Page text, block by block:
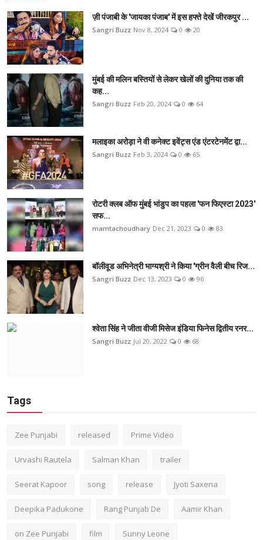
ज़ी पंजाबी के 'जायका पंजाब' में इस हफ्ते देखें जीरकपुर ...
Sangri Buzz Nov 8, 2024 0 20
मुंबई की मलिन बस्तियों से लेकर खेलों की दुनिया तक की
कह...
Sangri Buzz Feb 20, 2024 0 64
मलाइका अरोड़ा ने वी कनेक्ट इवेंट्स एंड एंटरटेनमेंट द्वा...
Sangri Buzz Feb 3, 2024 0 65
रोटरी क्लब ऑफ मुंबई भांडुप का पहला 'फन फिएस्टा 2023'
सफ...
mamtachoudhary Dec 21, 2023 0 83
बॉलीवूड अभिनेत्री भाग्यश्री ने किया 'ग्रीन वैली बीच रिज...
Sangri Buzz Dec 13, 2023 0 96
श्वेता सिंह ने जीता वीजी मिसेज इंडिया फिनेस द्वितीय रनर...
Sangri Buzz Jul 20, 2022 0 68
Tags
Zee Punjabi released Prime Video
Urvashi Rautela Salman Khan trailer
Seerat Kapoor song release Jyoti Saxena
Deepika Padukone Rang Punjab De Aamir Khan
on Zee Punjabi film Sunny Leone